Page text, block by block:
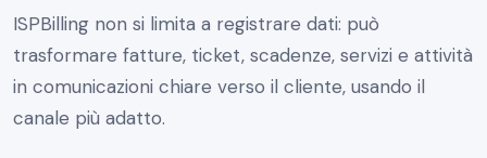
ISPBilling non si limita a registrare dati: può
trasformare fatture, ticket, scadenze, servizi e attività
in comunicazioni chiare verso il cliente, usando il
canale più adatto.